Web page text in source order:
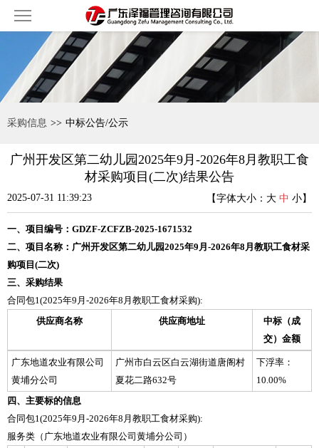
采购信息 >> 中标公告/公示
广州开发区第二幼儿园2025年9月-2026年8月教职工食
材采购项目(二次)结果公告
2025-07-31 11:39:23 【字体大小： 大 中 小】
一、项目编号：GDZF-ZCFZB-2025-1671532
二、项目名称：广州开发区第二幼儿园2025年9月-2026年8月教职工食材采
购项目(二次)
三、采购结果
合同包1(2025年9月-2026年8月教职工食材采购):
供应商名称
供应商地址
中标（成
交）金额
广东地道农业有限公司
黄埔分公司
广州市白云区白云湖街道唐阁村
夏花二路632号
下浮率：
10.00%
四、主要标的信息
合同包1(2025年9月-2026年8月教职工食材采购):
服务类（广东地道农业有限公司黄埔分公司）